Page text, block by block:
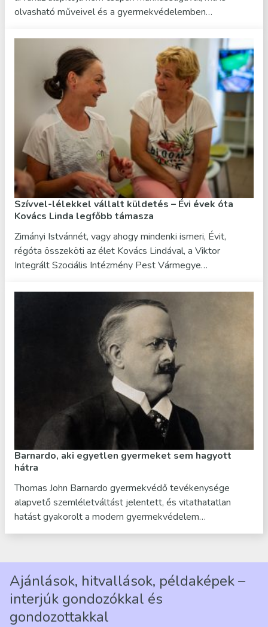
olvasható műveivel és a gyermekvédelemben…
Szívvel-lélekkel vállalt küldetés – Évi évek óta
Kovács Linda legfőbb támasza
Zimányi Istvánnét, vagy ahogy mindenki ismeri, Évit,
régóta összeköti az élet Kovács Lindával, a Viktor
Integrált Szociális Intézmény Pest Vármegye…
Barnardo, aki egyetlen gyermeket sem hagyott
hátra
Thomas John Barnardo gyermekvédő tevékenysége
alapvető szemléletváltást jelentett, és vitathatatlan
hatást gyakorolt a modern gyermekvédelem…
Ajánlások, hitvallások, példaképek –
interjúk gondozókkal és
gondozottakkal